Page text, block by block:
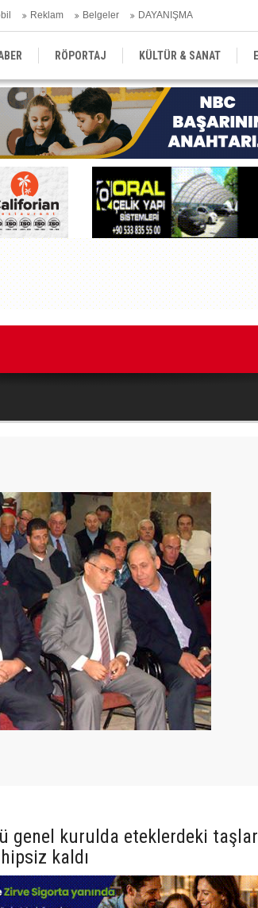
Reklam Belgeler DAYANIŞMA
RÖPORTAJ KÜLTÜR & SANAT
DERGİLER SEKTÖR
genel kurulda eteklerdeki taşlar
kaldı